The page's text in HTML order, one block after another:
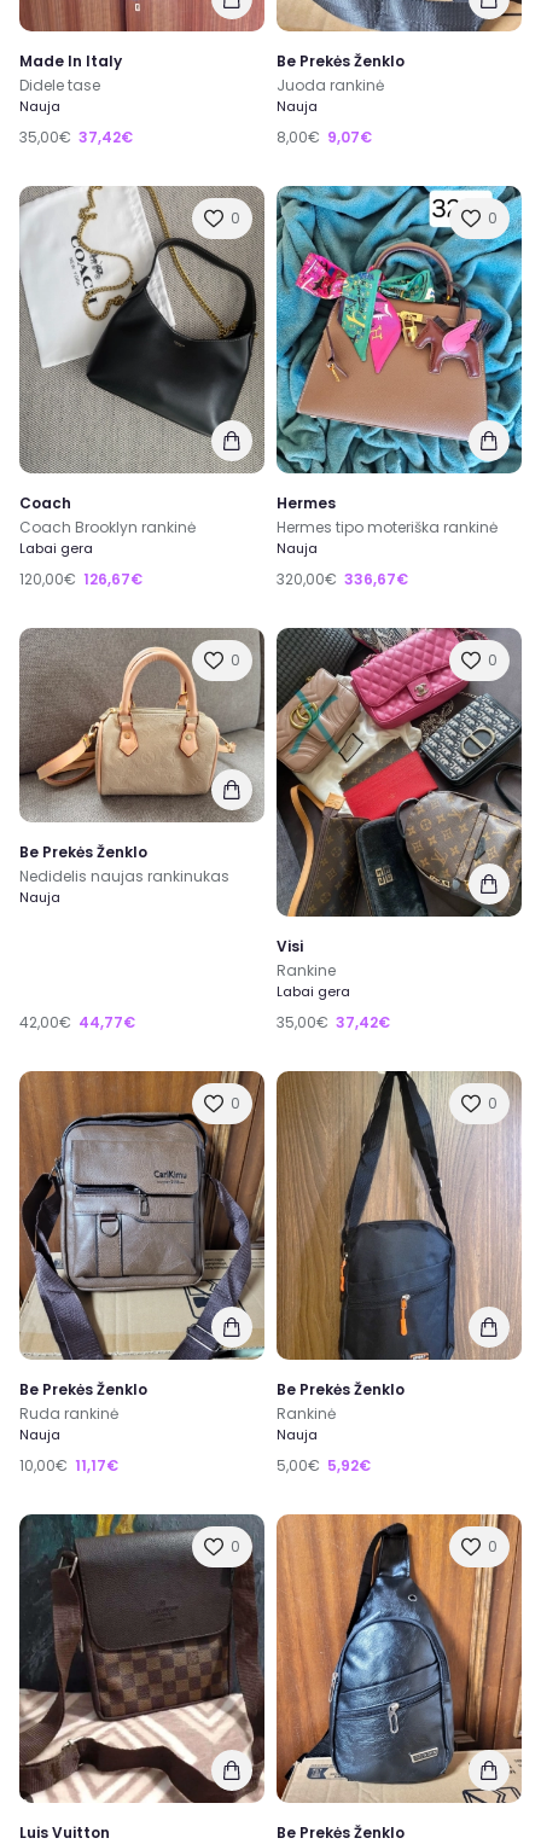
Made In Italy
Didele tase
Nauja
35,00€ 37,42€
Be Prekės Ženklo
Juoda rankinė
Nauja
8,00€ 9,07€
0
Coach
Coach Brooklyn rankinė
Labai gera
120,00€ 126,67€
0
Hermes
Hermes tipo moteriška rankinė
Nauja
320,00€ 336,67€
0
Be Prekės Ženklo
Nedidelis naujas rankinukas
Nauja
42,00€ 44,77€
0
Visi
Rankine
Labai gera
35,00€ 37,42€
0
Be Prekės Ženklo
Ruda rankinė
Nauja
10,00€ 11,17€
0
Be Prekės Ženklo
Rankinė
Nauja
5,00€ 5,92€
0
Luis Vuitton
0
Be Prekės Ženklo